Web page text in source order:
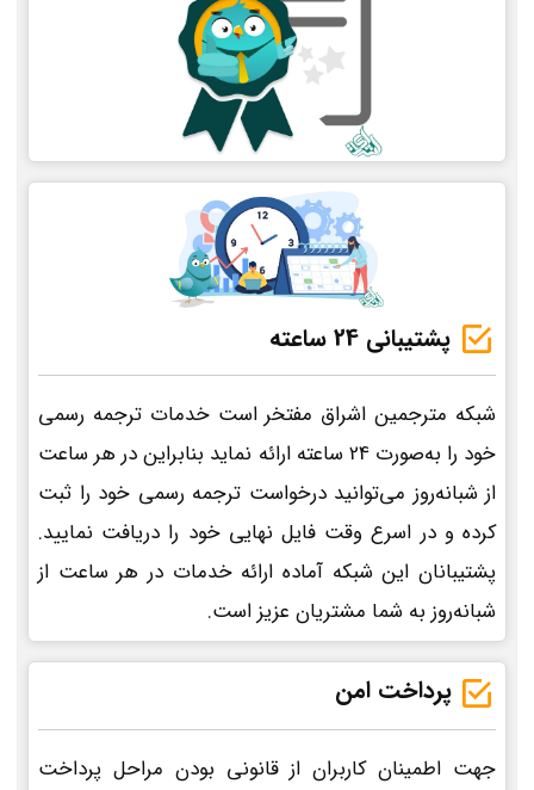
پشتیبانی 24 ساعته
شبکه مترجمین اشراق مفتخر است خدمات ترجمه رسمی
خود را به‌صورت 24 ساعته ارائه نماید بنابراین در هر ساعت
از شبانه‌روز می‌توانید درخواست ترجمه رسمی خود را ثبت
کرده و در اسرع وقت فایل نهایی خود را دریافت نمایید.
پشتیبانان این شبکه آماده ارائه خدمات در هر ساعت از
شبانه‌روز به شما مشتریان عزیز است.
پرداخت امن
جهت اطمینان کاربران از قانونی بودن مراحل پرداخت